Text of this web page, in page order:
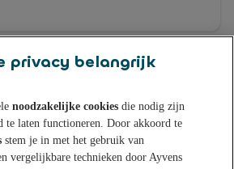
Bank
privacy belangrijk
noodzakelijke cookies die nodig zijn
te laten functioneren. Door akkoord te
stem je in met het gebruik van
vergelijkbare technieken door Ayvens